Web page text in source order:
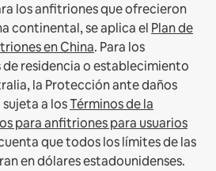
los anfitriones que ofrecieron
continental, se aplica el Plan de
en China. Para los
residencia o establecimiento
la Protección ante daños
a losTérminos de la
para anfitriones para usuarios
que todos los límites de las
en dólares estadounidenses.